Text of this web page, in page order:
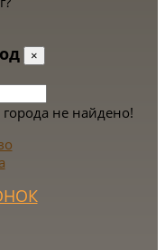
×
не найдено!